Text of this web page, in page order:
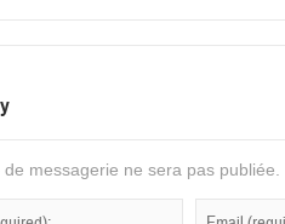
messagerie ne sera pas publiée.